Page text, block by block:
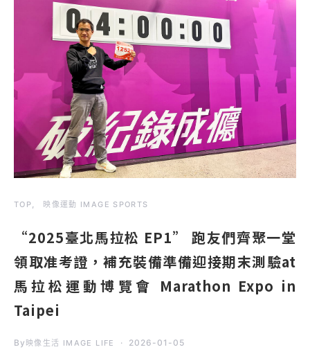
TOP 映像運動 IMAGE SPORTS
“2025臺北馬拉松 EP1” 跑友們齊聚一堂
領取准考證，補充裝備準備迎接期末測驗at
馬拉松運動博覽會 Marathon Expo in
Taipei
By 映像生活 IMAGE LIFE 2026-01-05